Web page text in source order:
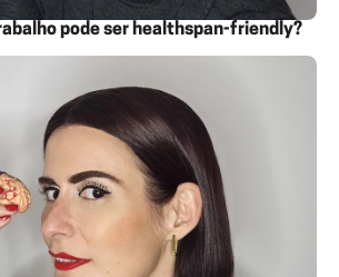
pode ser healthspan-friendly?